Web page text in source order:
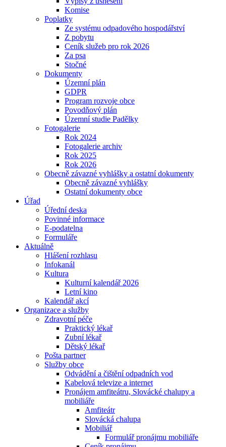
Komise
Poplatky
Ze systému odpadového hospodářství
Z pobytu
Ceník služeb pro rok 2026
Za psa
Stočné
Dokumenty
Územní plán
GDPR
Program rozvoje obce
Povodňový plán
Územní studie Padělky
Fotogalerie
Rok 2024
Fotogalerie archiv
Rok 2025
Rok 2026
Obecně závazné vyhlášky a ostatní dokumenty
Obecně závazné vyhlášky
Ostatní dokumenty obce
Úřad
Úřední deska
Povinné informace
E-podatelna
Formuláře
Aktuálně
Hlášení rozhlasu
Infokanál
Kultura
Kulturní kalendář 2026
Letní kino
Kalendář akcí
Organizace a služby
Zdravotní péče
Praktický lékař
Zubní lékař
Dětský lékař
Pošta partner
Služby obce
Odvádění a čištění odpadních vod
Kabelová televize a internet
Pronájem amfiteátru, Slovácké chalupy a
mobiliáře
Amfiteátr
Slovácká chalupa
Mobiliář
Formulář pronájmu mobiliáře